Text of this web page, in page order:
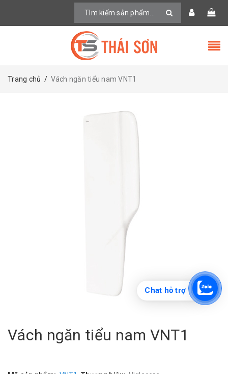
Trang chủ / Vách ngăn tiểu nam VNT1
Vách ngăn tiểu nam VNT1
Chat hỗ trợ